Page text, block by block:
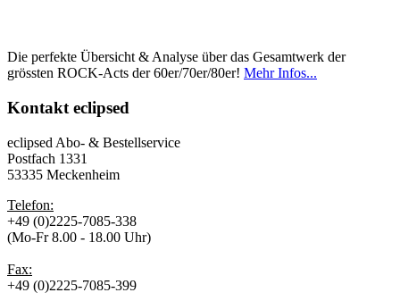
Die perfekte Übersicht & Analyse über das Gesamtwerk der
grössten ROCK-Acts der 60er/70er/80er! Mehr Infos...
Kontakt eclipsed
eclipsed Abo- & Bestellservice
Postfach 1331
53335 Meckenheim
Telefon:
+49 (0)2225-7085-338
(Mo-Fr 8.00 - 18.00 Uhr)
Fax:
+49 (0)2225-7085-399